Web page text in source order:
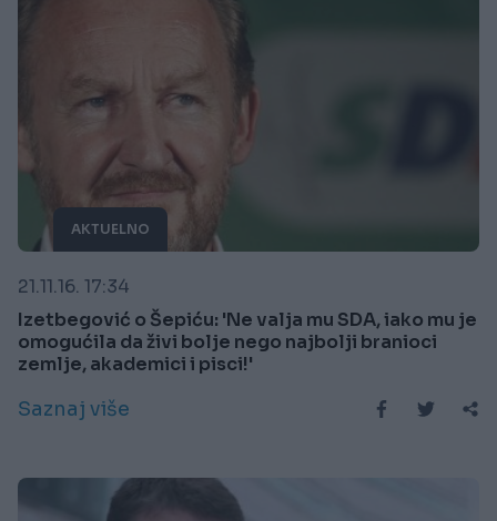
AKTUELNO
21.11.16. 17:34
Izetbegović o Šepiću: 'Ne valja mu SDA, iako mu je
omogućila da živi bolje nego najbolji branioci
zemlje, akademici i pisci!'
Saznaj više